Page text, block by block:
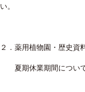
い。
２．薬用植物園・歴史資
夏期休業期間について